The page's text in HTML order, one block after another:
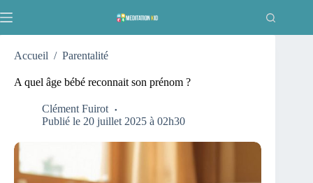
au
Accueil / Parentalité
A quel âge bébé reconnait son prénom ?
Clément Fuirot
Publié le 20 juillet 2025 à 02h30